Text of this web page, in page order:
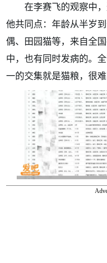
在李赛飞的观察中
他共同点：年龄从半岁
偶、田园猫等，来自全
中，也有同时发病的。
一的交集就是猫粮，很